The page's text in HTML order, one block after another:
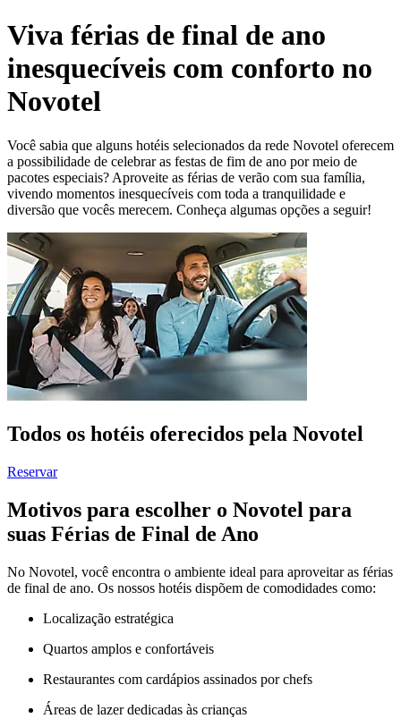
Viva férias de final de ano
inesquecíveis com conforto no
Novotel
Você sabia que alguns hotéis selecionados da rede Novotel oferecem
a possibilidade de celebrar as festas de fim de ano por meio de
pacotes especiais? Aproveite as férias de verão com sua família,
vivendo momentos inesquecíveis com toda a tranquilidade e
diversão que vocês merecem. Conheça algumas opções a seguir!
Todos os hotéis oferecidos pela Novotel
Reservar
Motivos para escolher o Novotel para
suas Férias de Final de Ano
No Novotel, você encontra o ambiente ideal para aproveitar as férias
de final de ano. Os nossos hotéis dispõem de comodidades como:
Localização estratégica
Quartos amplos e confortáveis
Restaurantes com cardápios assinados por chefs
Áreas de lazer dedicadas às crianças